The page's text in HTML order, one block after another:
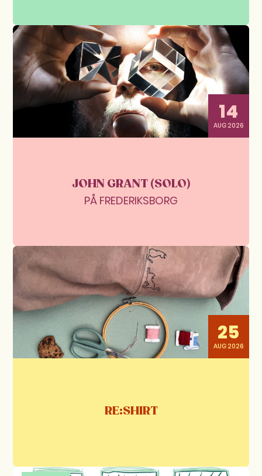
14
AUG 2026
JOHN GRANT (SOLO)
PÅ FREDERIKSBORG
25
AUG 2026
RE:SHIRT